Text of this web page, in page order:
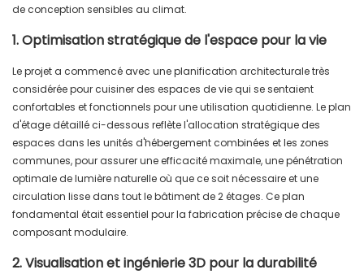
de conception sensibles au climat.
1. Optimisation stratégique de l'espace pour la vie
Le projet a commencé avec une planification architecturale très
considérée pour cuisiner des espaces de vie qui se sentaient
confortables et fonctionnels pour une utilisation quotidienne. Le plan
d'étage détaillé ci-dessous reflète l'allocation stratégique des
espaces dans les unités d'hébergement combinées et les zones
communes, pour assurer une efficacité maximale, une pénétration
optimale de lumière naturelle où que ce soit nécessaire et une
circulation lisse dans tout le bâtiment de 2 étages. Ce plan
fondamental était essentiel pour la fabrication précise de chaque
composant modulaire.
2. Visualisation et ingénierie 3D pour la durabilité